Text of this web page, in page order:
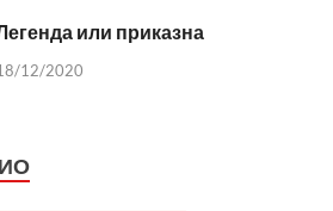
или приказна
12/2020